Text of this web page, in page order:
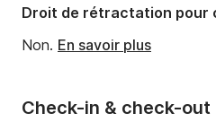
Check-in & check-out
Droit de rétractation pour
Non. En savoir plus